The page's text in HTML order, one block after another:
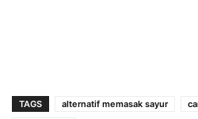
TAGS alternatif memasak sayur